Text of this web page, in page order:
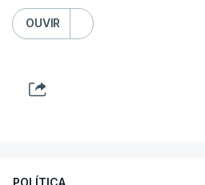
OUVIR
POLÍTICA